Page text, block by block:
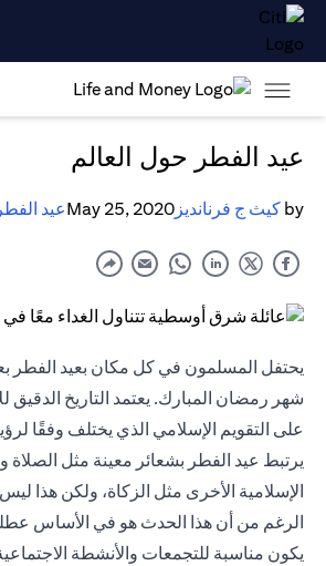
عيد الفطر حول العالم
by كيث ج فرنانديز May 25, 2020عيد الفطر
يحتفل المسلمون في كل مكان بعيد الفطر
شهر رمضان المبارك. يعتمد التاريخ الدقيق
على التقويم الإسلامي الذي يختلف وفقًا
يرتبط عيد الفطر بشعائر معينة مثل
الإسلامية الأخرى مثل الزكاة، ولكن هذا
الرغم من أن هذا الحدث هو في الأساس عطلة
يكون مناسبة للتجمعات والأنشطة